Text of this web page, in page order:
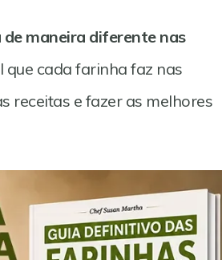
maneira diferente nas
que cada farinha faz nas
receitas e fazer as melhores